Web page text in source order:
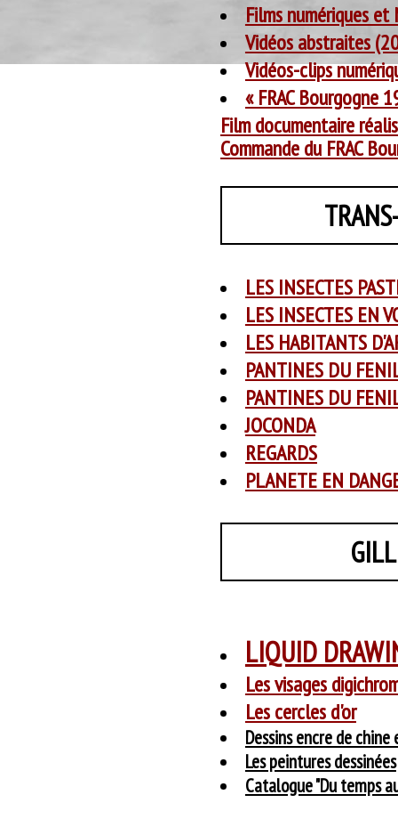
Films numériques
Vidéos abstraites
Vidéos-clips
« FRAC Bourgogne
Film documentaire
Commande du FRAC
LES INSECTES
LES INSECTES EN
LES HABITANTS
PANTINES DU
PANTINES DU
JOCONDA
REGARDS
PLANETE EN
LIQUID
Les visages
Les cercles d'or
Dessins encre de
Les peintures dessinées
Catalogue "Du temps